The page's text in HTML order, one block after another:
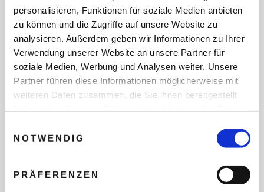
personalisieren, Funktionen für soziale Medien anbieten
zu können und die Zugriffe auf unsere Website zu
analysieren. Außerdem geben wir Informationen zu Ihrer
Verwendung unserer Website an unsere Partner für
soziale Medien, Werbung und Analysen weiter. Unsere
Partner führen diese Informationen möglicherweise mit
weiteren Daten zusammen, die Sie ihnen bereitgestellt
NOTWENDIG
PRÄFERENZEN
Halo Igloos Arctic Boutique
Collection
LAPPLAND, ROVANIEMI
Fallen Sie unter dem Sternenzelt Lapplands in den Schlaf:
und privater Sauna. Der freie Blick in den Nachthimmel
machen jede Nacht zu einem Polarlicht-Erlebnis der